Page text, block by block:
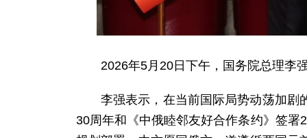
2026年5月20日下午，国务院总理李
李强表示，在当前国际局势动荡加剧
30周年和《中俄睦邻友好合作条约》签